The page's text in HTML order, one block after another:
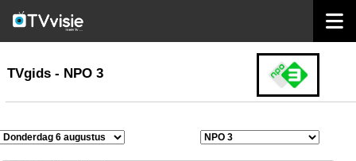
TVgids
TVgids - NPO 3